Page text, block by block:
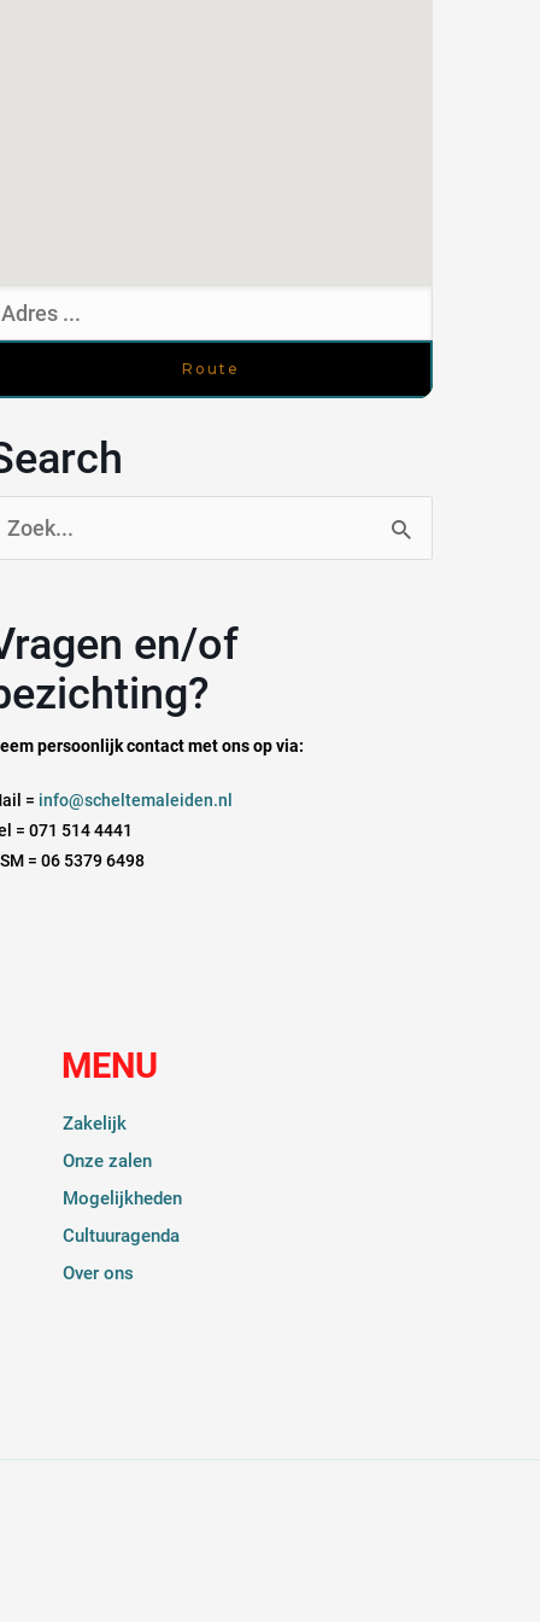
Search
of
persoonlijk contact met ons op via:
= info@scheltemaleiden.nl
= 071 514 4441
= 06 5379 6498
MENU
Zakelijk
Onze zalen
Mogelijkheden
Cultuuragenda
Over ons